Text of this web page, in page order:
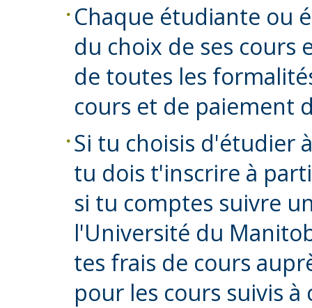
Chaque étudiante ou
du choix de ses cours
de toutes les
cours et de paiement
Si tu choisis d'étudier
tu dois t'inscrire à
si tu comptes suivre
l'Université du
tes frais de cours
pour les cours suivis